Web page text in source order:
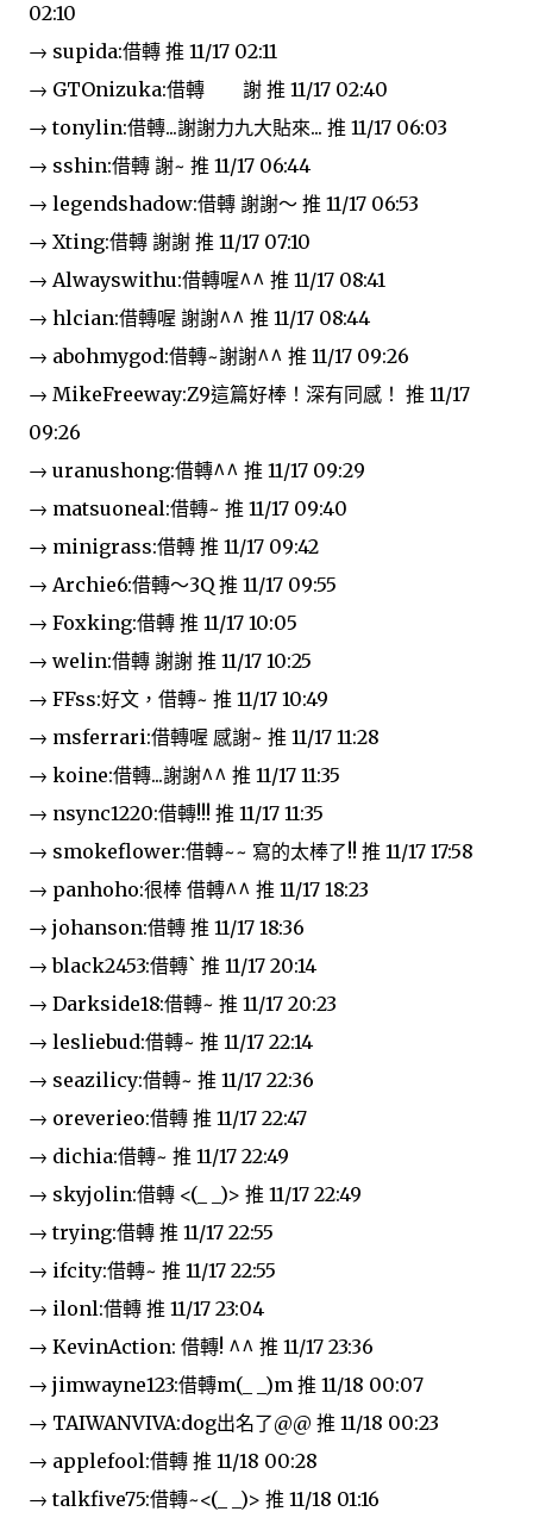
02:10
→ supida:借轉 推 11/17 02:11
→ GTOnizuka:借轉 謝 推 11/17 02:40
→ tonylin:借轉...謝謝力九大貼來... 推 11/17 06:03
→ sshin:借轉 謝~ 推 11/17 06:44
→ legendshadow:借轉 謝謝～ 推 11/17 06:53
→ Xting:借轉 謝謝 推 11/17 07:10
→ Alwayswithu:借轉喔^^ 推 11/17 08:41
→ hlcian:借轉喔 謝謝^^ 推 11/17 08:44
→ abohmygod:借轉~謝謝^^ 推 11/17 09:26
→ MikeFreeway:Z9這篇好棒！深有同感！ 推 11/17
09:26
→ uranushong:借轉^^ 推 11/17 09:29
→ matsuoneal:借轉~ 推 11/17 09:40
→ minigrass:借轉 推 11/17 09:42
→ Archie6:借轉～3Q 推 11/17 09:55
→ Foxking:借轉 推 11/17 10:05
→ welin:借轉 謝謝 推 11/17 10:25
→ FFss:好文，借轉~ 推 11/17 10:49
→ msferrari:借轉喔 感謝~ 推 11/17 11:28
→ koine:借轉...謝謝^^ 推 11/17 11:35
→ nsync1220:借轉!!! 推 11/17 11:35
→ smokeflower:借轉~~ 寫的太棒了!! 推 11/17 17:58
→ panhoho:很棒 借轉^^ 推 11/17 18:23
→ johanson:借轉 推 11/17 18:36
→ black2453:借轉` 推 11/17 20:14
→ Darkside18:借轉~ 推 11/17 20:23
→ lesliebud:借轉~ 推 11/17 22:14
→ seazilicy:借轉~ 推 11/17 22:36
→ oreverieo:借轉 推 11/17 22:47
→ dichia:借轉~ 推 11/17 22:49
→ skyjolin:借轉 <(_ _)> 推 11/17 22:49
→ trying:借轉 推 11/17 22:55
→ ifcity:借轉~ 推 11/17 22:55
→ ilonl:借轉 推 11/17 23:04
→ KevinAction: 借轉! ^^ 推 11/17 23:36
→ jimwayne123:借轉m(_ _)m 推 11/18 00:07
→ TAIWANVIVA:dog出名了@@ 推 11/18 00:23
→ applefool:借轉 推 11/18 00:28
→ talkfive75:借轉~<(_ _)> 推 11/18 01:16